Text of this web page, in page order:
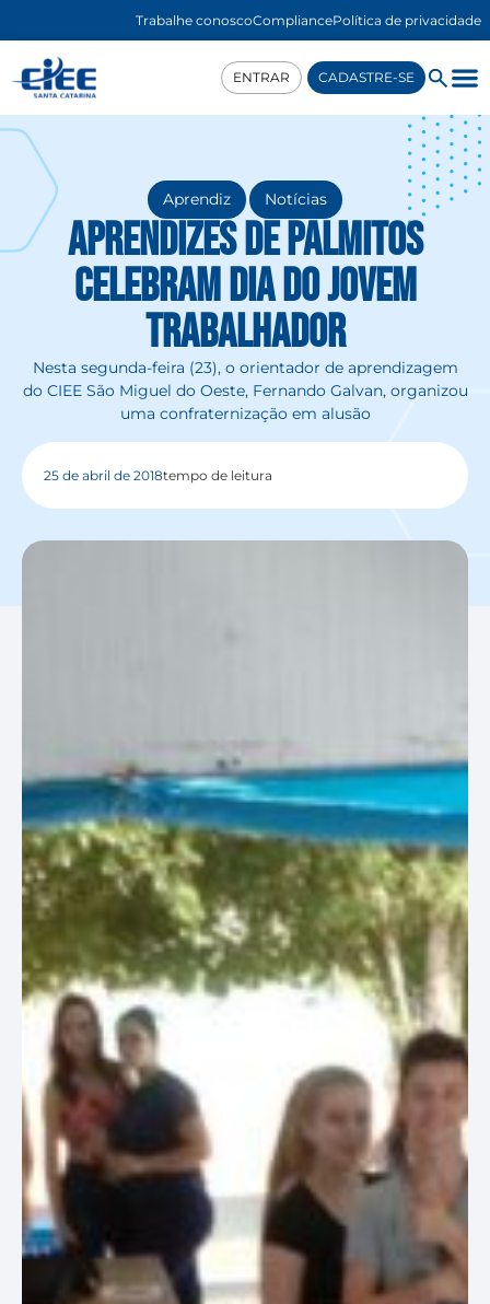
Trabalhe conoscoCompliancePolítica de privacidade
ENTRAR CADASTRE-SE
Aprendiz , Notícias
Aprendizes de Palmitos
celebram Dia do Jovem
Trabalhador
Nesta segunda-feira (23), o orientador de aprendizagem
do CIEE São Miguel do Oeste, Fernando Galvan, organizou
uma confraternização em alusão
25 de abril de 2018tempo de leitura